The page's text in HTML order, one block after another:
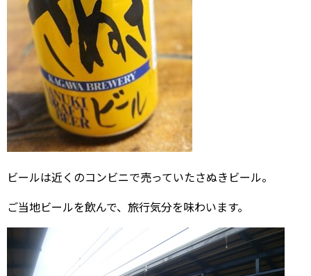
ビールは近くのコンビニで売っていたさぬきビール。
ご当地ビールを飲んで、旅行気分を味わいます。